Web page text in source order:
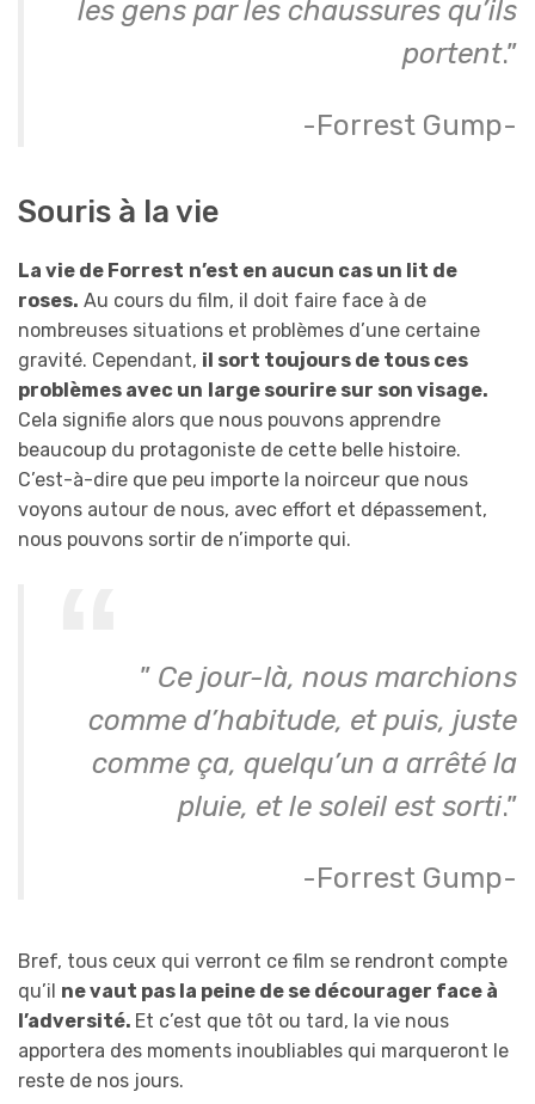
les gens par les chaussures qu’ils
portent.”
-Forrest Gump-
Souris à la vie
La vie de Forrest n’est en aucun cas un lit de
roses. Au cours du film, il doit faire face à de
nombreuses situations et problèmes d’une certaine
gravité. Cependant, il sort toujours de tous ces
problèmes avec un large sourire sur son visage.
Cela signifie alors que nous pouvons apprendre
beaucoup du protagoniste de cette belle histoire.
C’est-à-dire que peu importe la noirceur que nous
voyons autour de nous, avec effort et dépassement,
nous pouvons sortir de n’importe qui.
” Ce jour-là, nous marchions
comme d’habitude, et puis, juste
comme ça, quelqu’un a arrêté la
pluie, et le soleil est sorti.”
-Forrest Gump-
Bref, tous ceux qui verront ce film se rendront compte
qu’il ne vaut pas la peine de se décourager face à
l’adversité. Et c’est que tôt ou tard, la vie nous
apportera des moments inoubliables qui marqueront le
reste de nos jours.